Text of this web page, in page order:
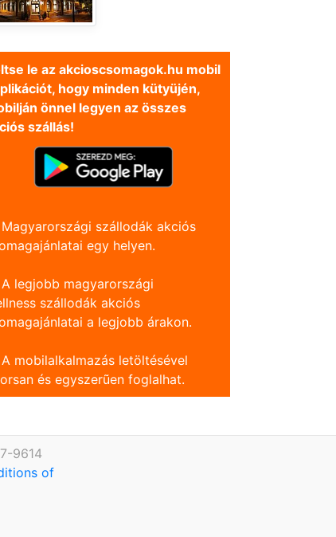
le az akcioscsomagok.hu mobil
hogy minden kütyüjén,
önnel legyen az összes
szállás!
Magyarországi szállodák akciós
egy helyen.
A legjobb magyarországi
szállodák akciós
a legjobb árakon.
A mobilalkalmazás letöltésével
és egyszerũen foglalhat.
9614
of